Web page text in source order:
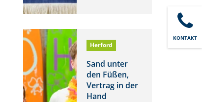
KONTAKT
Herford
Sand unter
den Füßen,
Vertrag in der
Hand